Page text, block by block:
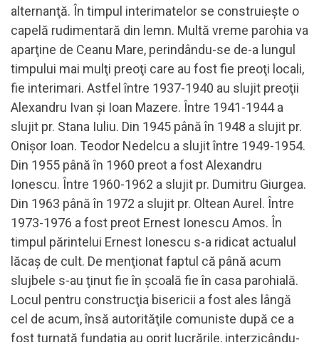
alternanţă. În timpul interimatelor se construieşte o
capelă rudimentară din lemn. Multă vreme parohia va
aparţine de Ceanu Mare, perindându-se de-a lungul
timpului mai mulţi preoţi care au fost fie preoţi locali,
fie interimari. Astfel între 1937-1940 au slujit preoţii
Alexandru Ivan şi Ioan Mazere. Între 1941-1944 a
slujit pr. Stana Iuliu. Din 1945 până în 1948 a slujit pr.
Onişor Ioan. Teodor Nedelcu a slujit între 1949-1954.
Din 1955 până în 1960 preot a fost Alexandru
Ionescu. Între 1960-1962 a slujit pr. Dumitru Giurgea.
Din 1963 până în 1972 a slujit pr. Oltean Aurel. Între
1973-1976 a fost preot Ernest Ionescu Amos. În
timpul părintelui Ernest Ionescu s-a ridicat actualul
lăcaş de cult. De menţionat faptul că până acum
slujbele s-au ţinut fie în şcoală fie în casa parohială.
Locul pentru construcţia bisericii a fost ales lângă
cel de acum, însă autorităţile comuniste după ce a
fost turnată fundaţia au oprit lucrările, interzicându-